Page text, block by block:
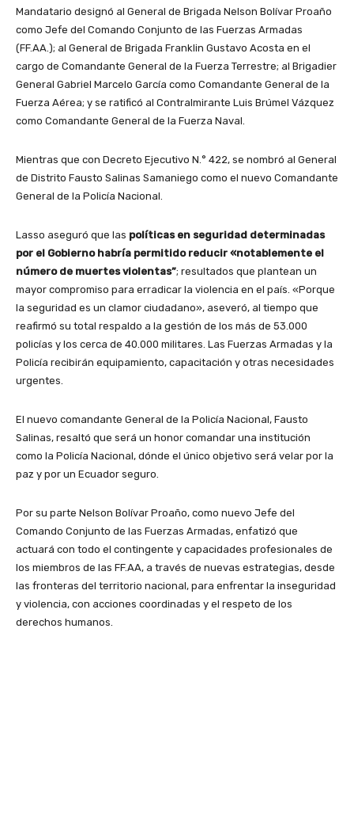
Mandatario designó al General de Brigada Nelson Bolívar Proaño
como Jefe del Comando Conjunto de las Fuerzas Armadas
(FF.AA.); al General de Brigada Franklin Gustavo Acosta en el
cargo de Comandante General de la Fuerza Terrestre; al Brigadier
General Gabriel Marcelo García como Comandante General de la
Fuerza Aérea; y se ratificó al Contralmirante Luis Brúmel Vázquez
como Comandante General de la Fuerza Naval.
Mientras que con Decreto Ejecutivo N.° 422, se nombró al General
de Distrito Fausto Salinas Samaniego como el nuevo Comandante
General de la Policía Nacional.
Lasso aseguró que las políticas en seguridad determinadas
por el Gobierno habría permitido reducir «notablemente el
número de muertes violentas”; resultados que plantean un
mayor compromiso para erradicar la violencia en el país. «Porque
la seguridad es un clamor ciudadano», aseveró, al tiempo que
reafirmó su total respaldo a la gestión de los más de 53.000
policías y los cerca de 40.000 militares. Las Fuerzas Armadas y la
Policía recibirán equipamiento, capacitación y otras necesidades
urgentes.
El nuevo comandante General de la Policía Nacional, Fausto
Salinas, resaltó que será un honor comandar una institución
como la Policía Nacional, dónde el único objetivo será velar por la
paz y por un Ecuador seguro.
Por su parte Nelson Bolívar Proaño, como nuevo Jefe del
Comando Conjunto de las Fuerzas Armadas, enfatizó que
actuará con todo el contingente y capacidades profesionales de
los miembros de las FF.AA, a través de nuevas estrategias, desde
las fronteras del territorio nacional, para enfrentar la inseguridad
y violencia, con acciones coordinadas y el respeto de los
derechos humanos.